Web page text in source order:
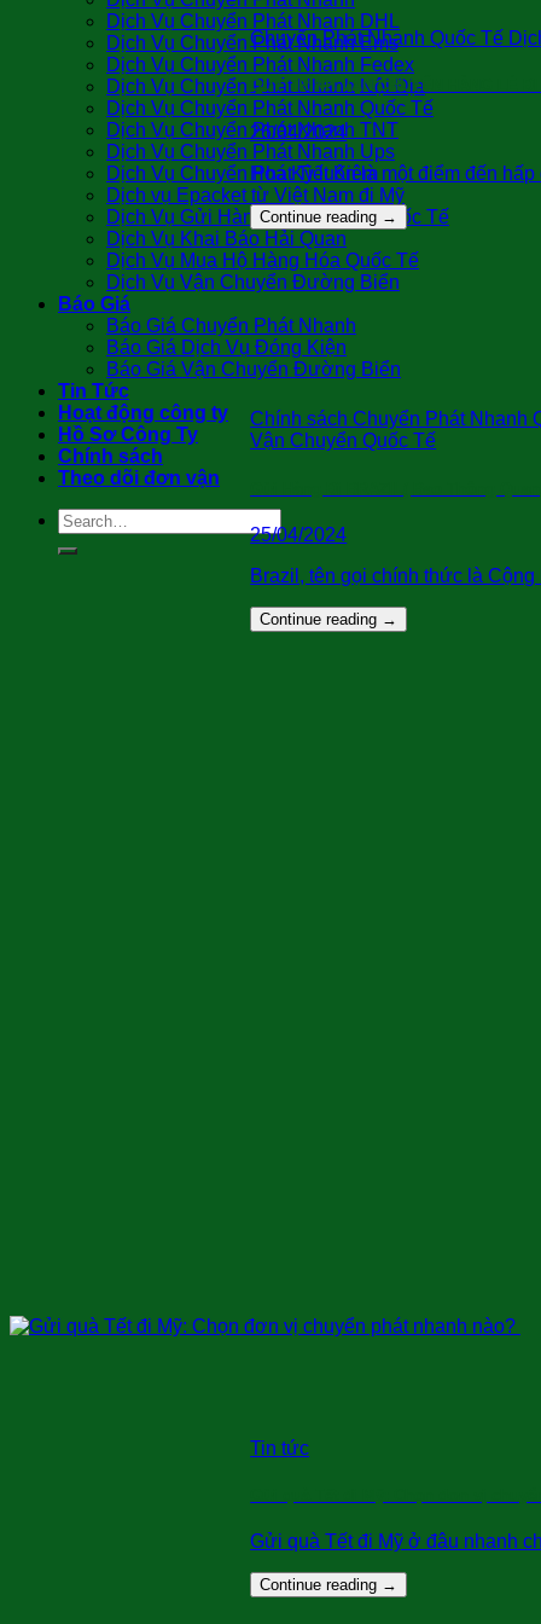
Dịch Vụ Chuyển Phát Nhanh DHL
Dịch Vụ Chuyển Phát Nhanh Ems
Dịch Vụ Chuyển Phát Nhanh Fedex
Dịch Vụ Chuyển Phát Nhanh Nội Địa
Dịch Vụ Chuyển Phát Nhanh Quốc Tế
Dịch Vụ Chuyển Phát Nhanh TNT
Dịch Vụ Chuyển Phát Nhanh Ups
Dịch Vụ Chuyển Phát Tiết Kiệm
Dịch vụ Epacket từ Việt Nam đi Mỹ
Dịch Vụ Gửi Hàng Cá Nhân Đi Quốc Tế
Dịch Vụ Khai Báo Hải Quan
Dịch Vụ Mua Hộ Hàng Hóa Quốc Tế
Dịch Vụ Vận Chuyển Đường Biển
Báo Giá
Báo Giá Chuyển Phát Nhanh
Báo Giá Dịch Vụ Đóng Kiện
Báo Giá Vận Chuyển Đường Biển
Tin Tức
Hoạt động công ty
Hồ Sơ Công Ty
Chính sách
Theo dõi đơn vận
Chuyển Phát Nhanh Quốc Tế
QUY TRÌNH VẬN CHUYỂN HÀNG LẺ
26/04/2024
Hoa Kỳ luôn là một điểm đến
Continue reading →
Chính sách Chuyển Phát Nhanh
Vận Chuyển Quốc Tế
25/04/2024
Brazil, tên gọi chính thức là
Continue reading →
Tin tức
Gửi quà Tết đi Mỹ ở đâu nhanh
Continue reading →